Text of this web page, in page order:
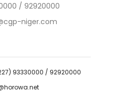
/ 92920000
niger.com
93330000 / 92920000